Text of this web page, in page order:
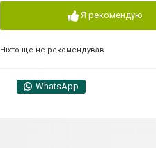
Я рекомендую
Ніхто ще не рекомендував
WhatsApp